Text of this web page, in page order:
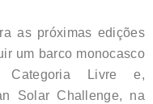
as próximas edições
um barco monocasco
Categoria Livre e,
Solar Challenge, na